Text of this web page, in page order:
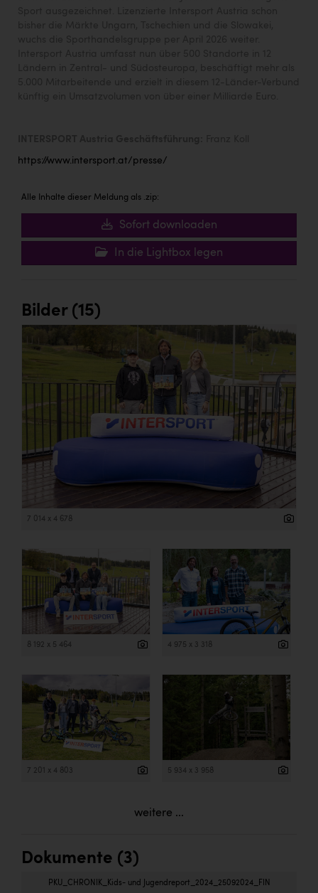
https://www.intersport.at/presse/
Alle Inhalte dieser Meldung als .zip:
Sofort downloaden
In die Lightbox legen
Bilder (15)
7 014 x 4 678
8 192 x 5 464 4 975 x 3 318
7 201 x 4 803 5 934 x 3 958
weitere ...
Dokumente (3)
PKU_CHRONIK_Kids- und Jugendreport_2024_25092024_FIN